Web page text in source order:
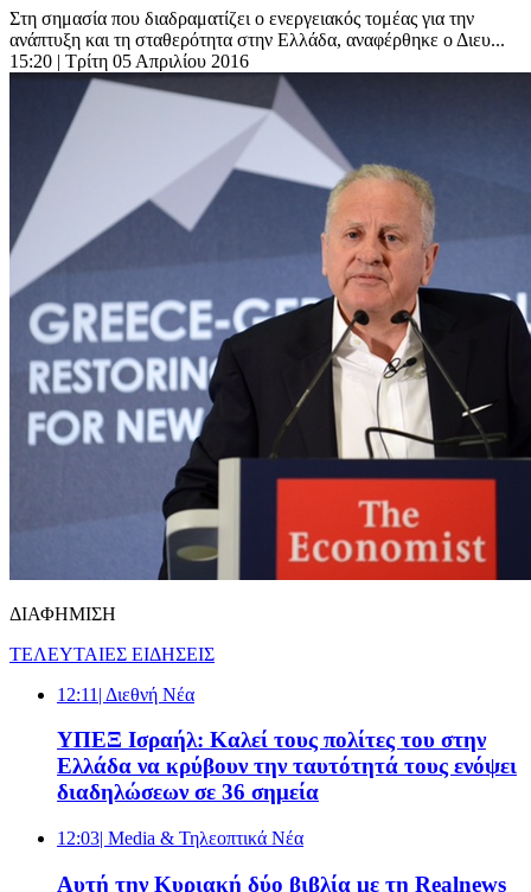
Στη σημασία που διαδραματίζει ο ενεργειακός τομέας για την
ανάπτυξη και τη σταθερότητα στην Ελλάδα, αναφέρθηκε ο Διευ...
15:20 | Τρίτη 05 Απριλίου 2016
ΔΙΑΦΗΜΙΣΗ
ΤΕΛΕΥΤΑΙΕΣ ΕΙΔΗΣΕΙΣ
12:11 | Διεθνή Νέα
ΥΠΕΞ Ισραήλ: Καλεί τους πολίτες του στην
Ελλάδα να κρύβουν την ταυτότητά τους ενόψει
διαδηλώσεων σε 36 σημεία
12:03| Media & Τηλεοπτικά Νέα
Αυτή την Κυριακή δύο βιβλία με τη Realnews